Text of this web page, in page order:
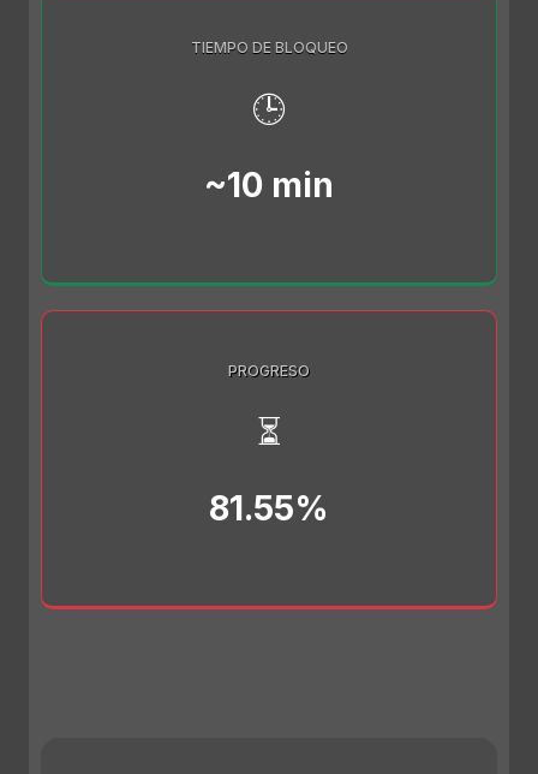
TIEMPO DE BLOQUEO
🕒
~10 min
PROGRESO
⏳
81.55%